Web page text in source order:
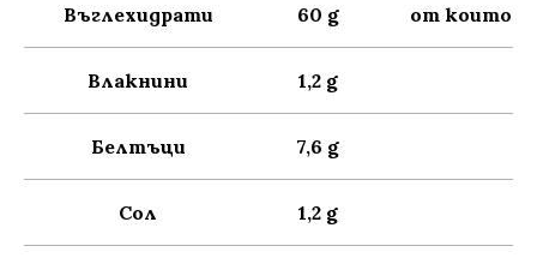
Въглехидрати 60 g от които
Влакнини 1,2 g
Белтъци 7,6 g
Сол 1,2 g